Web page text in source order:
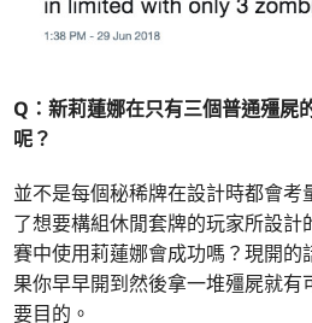
Q：新莉蓮娜在只有三個普通殭屍
呢？
並不是每個秘稀牌在設計時都會考
了想要構組休閒套牌的玩家所設計
賽中使用莉蓮娜會成功嗎？現開的
果你早早開到然後拿一堆殭屍就有
要目的。